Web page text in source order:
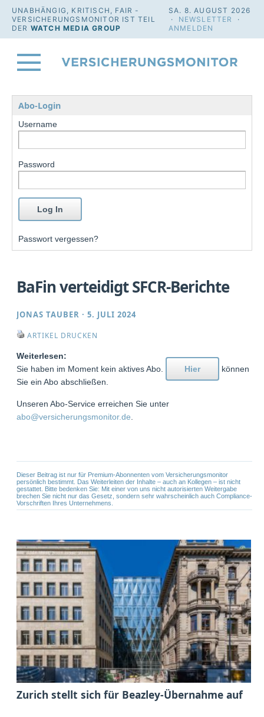
UNABHÄNGIG, KRITISCH, FAIR -
VERSICHERUNGSMONITOR IST TEIL
DER WATCH MEDIA GROUP
SA. 8. AUGUST 2026
· NEWSLETTER
·
ANMELDEN
Abo-Login
Username
Password
Passwort vergessen?
BaFin verteidigt SFCR-Berichte
JONAS TAUBER ·5. JULI 2024
ARTIKEL DRUCKEN
Weiterlesen:
Sie haben im Moment kein aktives Abo.
Hier
können
Sie ein Abo abschließen.
Unseren Abo-Service erreichen Sie unter
abo@versicherungsmonitor.de
Dieser Beitrag ist nur für Premium-Abonnenten vom Versicherungsmonitor
persönlich bestimmt. Das Weiterleiten der Inhalte – auch an Kollegen – ist nicht
gestattet. Bitte bedenken Sie: Mit einer von uns nicht autorisierten Weitergabe
brechen Sie nicht nur das Gesetz, sondern sehr wahrscheinlich auch Compliance-
Vorschriften Ihres Unternehmens.
Zurich stellt sich für Beazley-Übernahme auf